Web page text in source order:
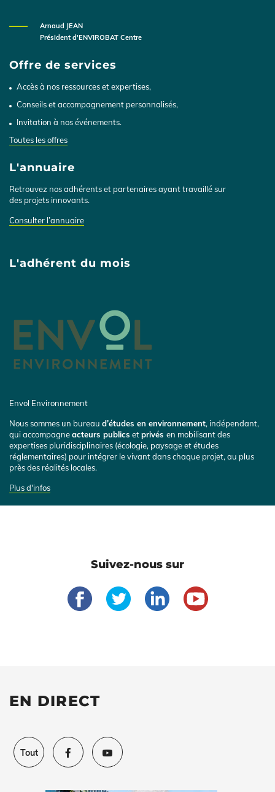
Arnaud JEAN
Président d'ENVIROBAT Centre
Offre de services
Accès à nos ressources et expertises,
Conseils et accompagnement personnalisés,
Invitation à nos événements.
Toutes les offres
L'annuaire
Retrouvez nos adhérents et partenaires ayant travaillé sur
des projets innovants.
Consulter l’annuaire
L'adhérent du mois
Envol Environnement
Nous sommes un bureau d’études en environnement, indépendant,
qui accompagneacteurs publics etprivés en mobilisant des
expertises pluridisciplinaires (écologie, paysage et études
réglementaires) pour intégrer le vivant dans chaque projet, au plus
près des réalités locales.
Plus d'infos
Suivez-nous sur
EN DIRECT
Tout